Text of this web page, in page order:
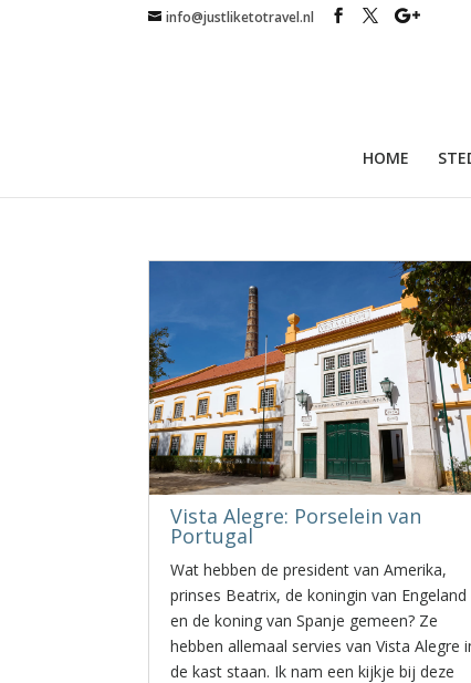
info@justliketotravel.nl
HOME
Vista Alegre: Porselein van
Portugal
Wat hebben de president van Amerika,
prinses Beatrix, de koningin van Engeland
en de koning van Spanje gemeen? Ze
hebben allemaal servies van Vista Alegre
de kast staan. Ik nam een kijkje bij deze